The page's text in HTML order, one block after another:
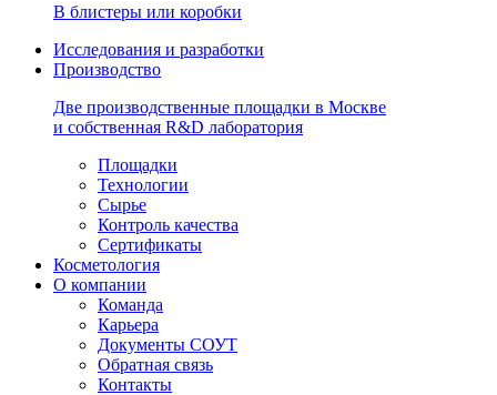
В блистеры или коробки
Исследования и разработки
Производство
Две производственные площадки в Москве
и собственная R&D лаборатория
Площадки
Технологии
Сырье
Контроль качества
Сертификаты
Косметология
О компании
Команда
Карьера
Документы СОУТ
Обратная связь
Контакты